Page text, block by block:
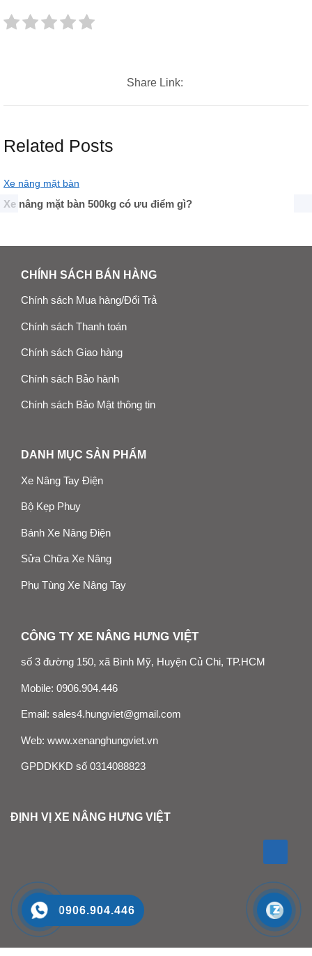
Share Link:
Related Posts
Xe nâng mặt bàn
Xe nâng mặt bàn 500kg có ưu điểm gì?
0906.904.446
CHÍNH SÁCH BÁN HÀNG
Chính sách Mua hàng/Đổi Trả
Chính sách Thanh toán
Chính sách Giao hàng
Chính sách Bảo hành
Chính sách Bảo Mật thông tin
DANH MỤC SẢN PHẨM
Xe Nâng Tay Điện
Bộ Kẹp Phuy
Bánh Xe Nâng Điện
Sửa Chữa Xe Nâng
Phụ Tùng Xe Nâng Tay
CÔNG TY XE NÂNG HƯNG VIỆT
số 3 đường 150, xã Bình Mỹ, Huyện Củ Chi, TP.HCM
Mobile: 0906.904.446
Email: sales4.hungviet@gmail.com
Web: www.xenanghungviet.vn
GPDDKKD số 0314088823
ĐỊNH VỊ XE NÂNG HƯNG VIỆT